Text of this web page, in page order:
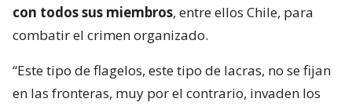
con todos sus miembros, entre ellos Chile, para
combatir el crimen organizado.
“Este tipo de flagelos, este tipo de lacras, no se fijan
en las fronteras, muy por el contrario, invaden los